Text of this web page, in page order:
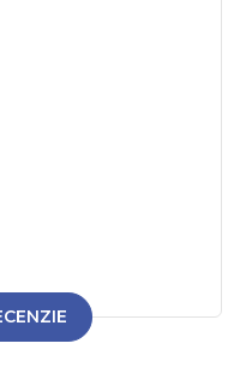
hviezdičiek.
hviezdičiek.